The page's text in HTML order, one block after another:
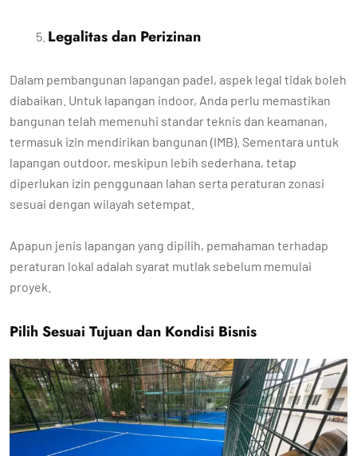
Legalitas dan Perizinan
Dalam pembangunan lapangan padel, aspek legal tidak boleh
diabaikan. Untuk lapangan indoor, Anda perlu memastikan
bangunan telah memenuhi standar teknis dan keamanan,
termasuk izin mendirikan bangunan (IMB). Sementara untuk
lapangan outdoor, meskipun lebih sederhana, tetap
diperlukan izin penggunaan lahan serta peraturan zonasi
sesuai dengan wilayah setempat.
Apapun jenis lapangan yang dipilih, pemahaman terhadap
peraturan lokal adalah syarat mutlak sebelum memulai
proyek.
Pilih Sesuai Tujuan dan Kondisi Bisnis